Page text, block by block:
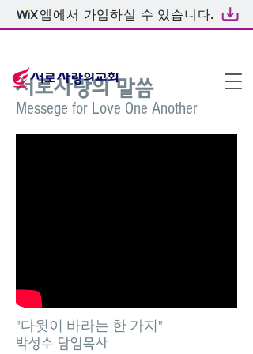
앱에서 가입하실 수 있습니다.
서로사랑의 말씀
Messege for Love One Another
"다윗이 바라는 한 가지"
박성수 담임목사